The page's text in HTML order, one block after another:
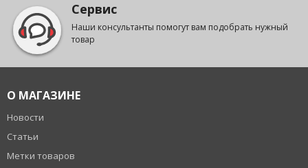
Сервис
Наши консультанты помогут вам подобрать нужный
товар
О МАГАЗИНЕ
Новости
Статьи
Метки товаров